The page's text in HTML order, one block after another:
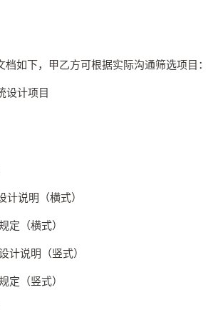
如下，甲乙方可根据实际沟通筛选项目：
设计项目
计说明（横式）
定（横式）
计说明（竖式）
定（竖式）